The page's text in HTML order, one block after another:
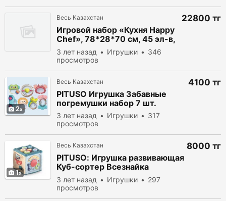
Весь Казахстан
Игровой набор «Кухня Happy
Chef», 78*28*70 см, 45 эл-в,
свет,звук
3 лет назад Игрушки
346
просмотров
22800 тг
2
Весь Казахстан
PITUSO Игрушка Забавные
погремушки набор 7 шт.
3 лет назад Игрушки
317
просмотров
4100 тг
1
Весь Казахстан
PITUSO: Игрушка развивающая
Куб-сортер Всезнайка
(свет,звук) 15*15*20см
3 лет назад Игрушки
297
просмотров
8000 тг